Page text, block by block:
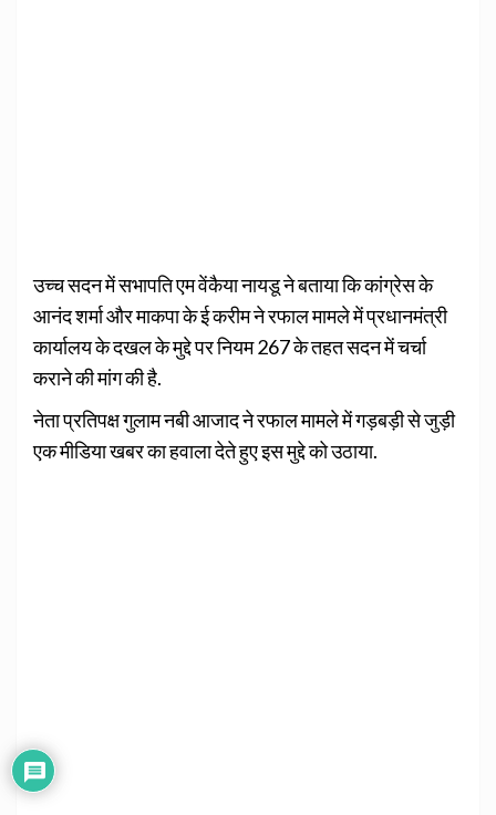
उच्च सदन में सभापति एम वेंकैया नायडू ने बताया कि कांग्रेस के
आनंद शर्मा और माकपा के ई करीम ने रफाल मामले में प्रधानमंत्री
कार्यालय के दखल के मुद्दे पर नियम 267 के तहत सदन में चर्चा
कराने की मांग की है.
नेता प्रतिपक्ष गुलाम नबी आजाद ने रफाल मामले में गड़बड़ी से जुड़ी
एक मीडिया खबर का हवाला देते हुए इस मुद्दे को उठाया.